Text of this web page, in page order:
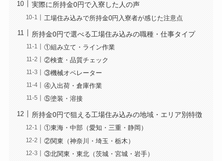
実際に所持金0円で入寮した人の声
工場住み込みで所持金0円入寮者が感じた注意点
所持金0円で選べる工場住み込みの職種・仕事タイプ
①組み立て・ライン作業
②検査・品質チェック
③機械オペレーター
④入出荷・倉庫作業
⑤塗装・溶接
所持金0円で狙える工場住み込みの地域・エリア別特徴
①東海・中部（愛知・三重・静岡）
②関東（神奈川・埼玉・栃木）
③北関東・東北（茨城・宮城・岩手）